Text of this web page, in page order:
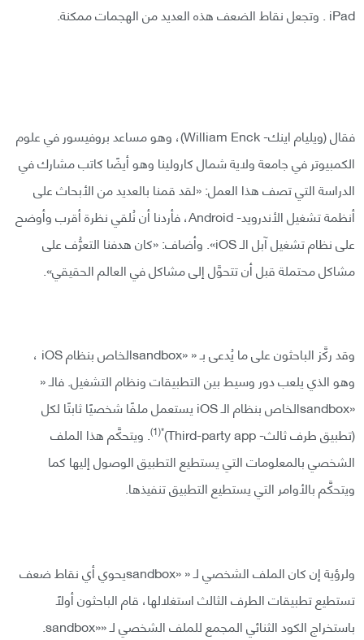
iPad . وتجعل نقاط الضعف هذه العديد من الهجمات ممكنة.
فقال (ويليام اينك- William Enck)، وهو مساعد بروفيسور في علوم
الكمبيوتر في جامعة ولاية شمال كارولينا وهو أيضًا كاتب مشارك في
الدراسة التي تصف هذا العمل: «لقد قمنا بالعديد من الأبحاث على
أنظمة تشغيل الأندرويد- Android، فأردنا أن نُلقي نظرة أقرب وأوضح
على نظام تشغيل آبل الـ iOS». وأضاف: «كان هدفنا التعرُّف على
مشاكل محتملة قبل أن تتحوَّل إلى مشاكل في العالم الحقيقي».
وقد ركَّز الباحثون على ما يُدعى بـ « «sandboxالخاص بنظام iOS ،
وهو الذي يلعب دور وسيط بين التطبيقات ونظام التشغيل. فالـ «
«sandboxالخاص بنظام الـ iOS يستعمل ملفًا شخصيًا ثابتًا لكل
(تطبيق طرف ثالث- Third-party app)
*(1) . ويتحكَّم هذا الملف
الشخصي بالمعلومات التي يستطيع التطبيق الوصول إليها كما
ويتحكَّم بالأوامر التي يستطيع التطبيق تنفيذها.
ولرؤية إن كان الملف الشخصي لـ « «sandboxيحوي أي نقاط ضعف
تستطيع تطبيقات الطرف الثالث استغلالها، قام الباحثون أولًا
باستخراج الكود الثنائي المجمع للملف الشخصي لـ ««sandbox.